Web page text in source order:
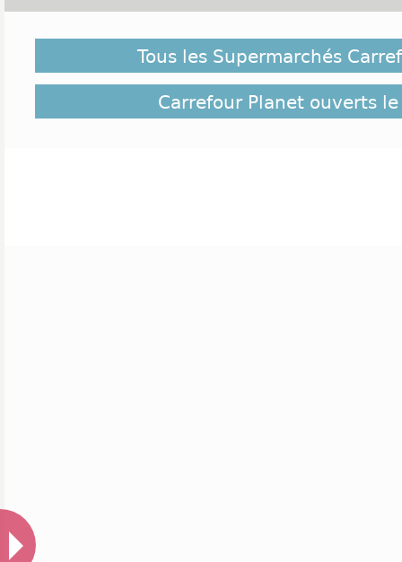
Comme son nom l'indique, l'enseigne
groupe de la grande distribution. C'est un
été lancé en 2010. Ces nouveaux
marché, bio, surgelés, beauté, mode, bébé,
Tous les Supermarchés
Carrefour Planet ouverts